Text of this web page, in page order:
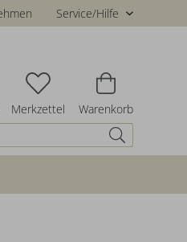
Service/Hilfe
Merkzettel Warenkorb